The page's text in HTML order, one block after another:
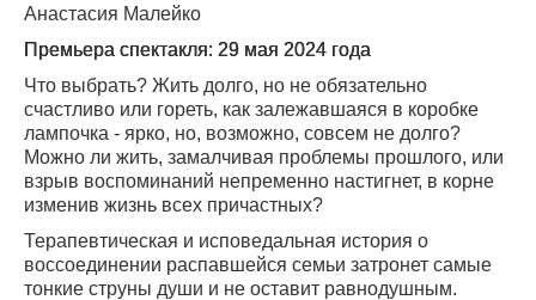
Анастасия Малейко
Премьера спектакля: 29 мая 2024 года
Что выбрать? Жить долго, но не обязательно
счастливо или гореть, как залежавшаяся в коробке
лампочка - ярко, но, возможно, совсем не долго?
Можно ли жить, замалчивая проблемы прошлого, или
взрыв воспоминаний непременно настигнет, в корне
изменив жизнь всех причастных?
Терапевтическая и исповедальная история о
воссоединении распавшейся семьи затронет самые
тонкие струны души и не оставит равнодушным.